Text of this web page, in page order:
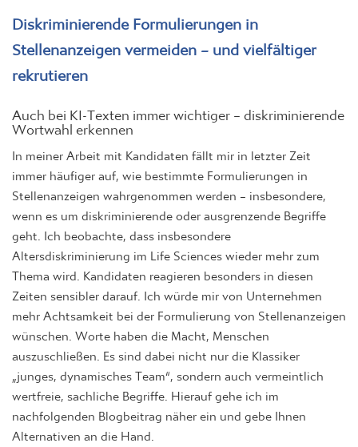
Diskriminierende Formulierungen in
Stellenanzeigen vermeiden – und vielfältiger
rekrutieren
Auch bei KI-Texten immer wichtiger – diskriminierende
Wortwahl erkennen
In meiner Arbeit mit Kandidaten fällt mir in letzter Zeit
immer häufiger auf, wie bestimmte Formulierungen in
Stellenanzeigen wahrgenommen werden – insbesondere,
wenn es um diskriminierende oder ausgrenzende Begriffe
geht. Ich beobachte, dass insbesondere
Altersdiskriminierung im Life Sciences wieder mehr zum
Thema wird. Kandidaten reagieren besonders in diesen
Zeiten sensibler darauf. Ich würde mir von Unternehmen
mehr Achtsamkeit bei der Formulierung von Stellenanzeigen
wünschen. Worte haben die Macht, Menschen
auszuschließen. Es sind dabei nicht nur die Klassiker
„junges, dynamisches Team“, sondern auch vermeintlich
wertfreie, sachliche Begriffe. Hierauf gehe ich im
nachfolgenden Blogbeitrag näher ein und gebe Ihnen
Alternativen an die Hand.